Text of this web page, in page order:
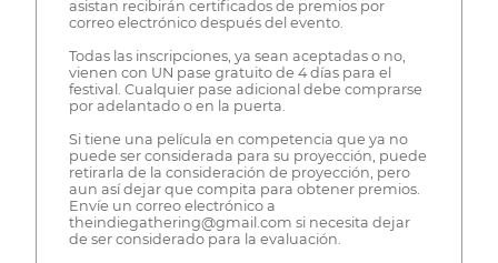
asistan recibirán certificados de premios por
correo electrónico después del evento.
Todas las inscripciones, ya sean aceptadas o no,
vienen con UN pase gratuito de 4 días para el
festival. Cualquier pase adicional debe comprarse
por adelantado o en la puerta.
Si tiene una película en competencia que ya no
puede ser considerada para su proyección, puede
retirarla de la consideración de proyección, pero
aun así dejar que compita para obtener premios.
Envíe un correo electrónico a
theindiegathering@gmail.com si necesita dejar
de ser considerado para la evaluación.